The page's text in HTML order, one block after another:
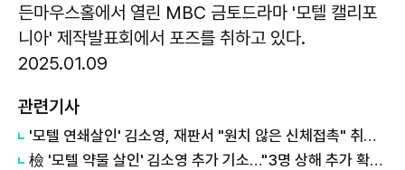
든마우스홀에서 열린 MBC 금토드라마 '모텔 캘리포
니아' 제작발표회에서 포즈를 취하고 있다.
2025.01.09
관련기사
'모텔 연쇄살인' 김소영, 재판서 "원치 않은 신체접촉" 취지 발언
檢 '모텔 약물 살인' 김소영 추가 기소…"3명 상해 추가 확인"